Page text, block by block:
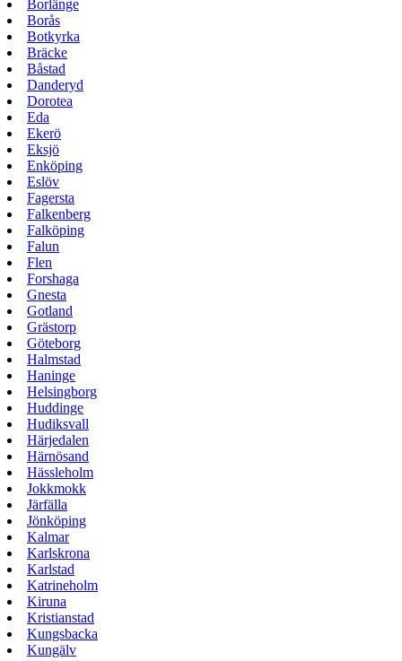
Borlänge
Borås
Botkyrka
Bräcke
Båstad
Danderyd
Dorotea
Eda
Ekerö
Eksjö
Enköping
Eslöv
Fagersta
Falkenberg
Falköping
Falun
Flen
Forshaga
Gnesta
Gotland
Grästorp
Göteborg
Halmstad
Haninge
Helsingborg
Huddinge
Hudiksvall
Härjedalen
Härnösand
Hässleholm
Jokkmokk
Järfälla
Jönköping
Kalmar
Karlskrona
Karlstad
Katrineholm
Kiruna
Kristianstad
Kungsbacka
Kungälv